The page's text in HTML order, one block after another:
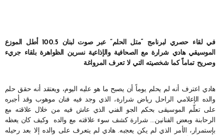
في لقاء حصري لبرنامج “متل الحلم” عبر صوت لبنان 100.5 أطل الموزع
الموسيقي هادي شرارة مع الصحافية والإذاعية نسرين الظواهرة بلقاء جريء
وصريح تماماً كما شخصيته التي لا تعرف المرواغة
هادي اعترف أنه لم يحلم يوماً أن يصبح ما هو عليه اليوم، ويعتقد أنه حقق حلم
والده الإعلامي الراحل رياض شرارة، الذي وجد فيه فنان موهوب وقد أجبره
على تعلّم الموسيقى بحكم الجو الفني الذي عاش فيه من خلال علاقته مع
الرحابنة وبعض الفنانين… شرارة كشف سوء علاقته مع والده وكيف كان يعظه
بإستمرار، الأمر الذي لم يكن يعجبه. هادي لم يتعرف على والده إلا بعد رحيله